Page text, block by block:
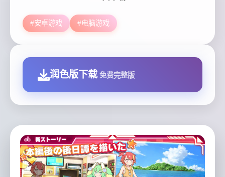
#安卓游戏 #电脑游戏
润色版下载 免费完整版